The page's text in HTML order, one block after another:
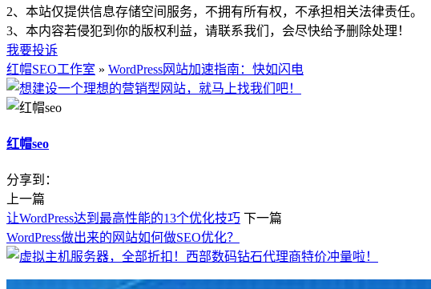
2、本站仅提供信息存储空间服务，不拥有所有权，不承担相关法律责任。
3、本内容若侵犯到你的版权利益，请联系我们，会尽快给予删除处理！
我要投诉
红帽SEO工作室 » WordPress网站加速指南：快如闪电
红帽seo
分享到：
上一篇
让WordPress达到最高性能的13个优化技巧 下一篇
WordPress做出来的网站如何做SEO优化？